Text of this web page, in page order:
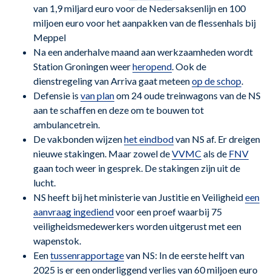
van 1,9 miljard euro voor de Nedersaksenlijn en 100
miljoen euro voor het aanpakken van de flessenhals bij
Meppel
Na een anderhalve maand aan werkzaamheden wordt
Station Groningen weerheropend. Ook de
dienstregeling van Arriva gaat meteenop de schop.
Defensie is van planom 24 oude treinwagons van de NS
aan te schaffen en deze om te bouwen tot
ambulancetrein.
De vakbonden wijzenhet eindbodvan NS af. Er dreigen
nieuwe stakingen. Maar zowel deVVMC als de FNV
gaan toch weer in gesprek. De stakingen zijn uit de
lucht.
NS heeft bij het ministerie van Justitie en Veiligheideen
aanvraag ingediendvoor een proef waarbij 75
veiligheidsmedewerkers worden uitgerust met een
wapenstok.
Eentussenrapportagevan NS: In de eerste helft van
2025 is er een onderliggend verlies van 60 miljoen euro